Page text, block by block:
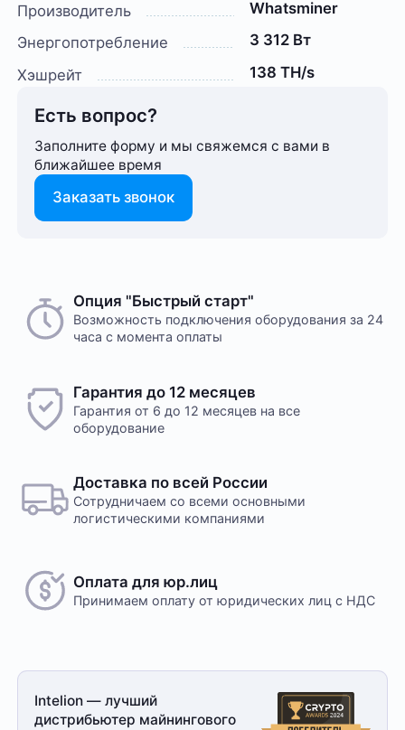
Производитель
Whatsminer
Энергопотребление
3 312 Вт
Хэшрейт
138 TH/s
Есть вопрос?
Заполните форму и мы свяжемся с вами в
ближайшее время
Заказать звонок
Опция "Быстрый старт"
Возможность подключения оборудования за 24
часа с момента оплаты
Гарантия до 12 месяцев
Гарантия от 6 до 12 месяцев на все
оборудование
Доставка по всей России
Сотрудничаем со всеми основными
логистическими компаниями
Оплата для юр.лиц
Принимаем оплату от юридических лиц с НДС
Intelion — лучший
дистрибьютер майнингового